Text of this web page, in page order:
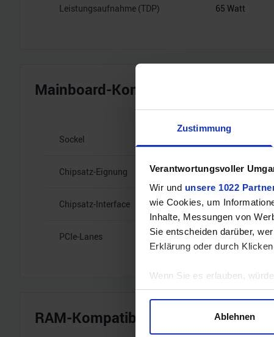
Zustimmung
Verantwortungsvoller
Wir und unsere 1022
wie Cookies, um
Inhalte, Messungen von
Sie entscheiden darüber,
Erklärung oder durch
Wenn Sie es erlauben,
Informationen über Ihre
Erfahren Sie mehr darüber,
Ablehnen
Leistungsaufnahme (TDP) 65 Watt
Mainboard-Kompatibilität
Sockel
Chipsatz-Eignung B660, B760,
Chipsatz-Interface DMI 4.0, 16GT/
PCIe-Lanes 20
RAM-Kompatibilität